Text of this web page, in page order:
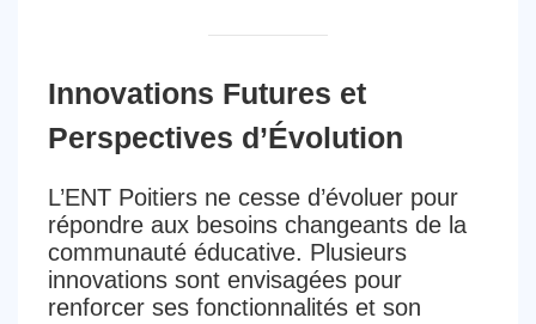
Innovations Futures et
Perspectives d’Évolution
L’ENT Poitiers ne cesse d’évoluer pour
répondre aux besoins changeants de la
communauté éducative. Plusieurs
innovations sont envisagées pour
renforcer ses fonctionnalités et son